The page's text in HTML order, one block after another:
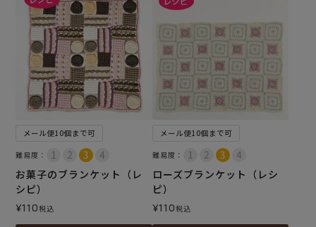
メール便10個まで可
難易度：
お菓子のブランケット（レ
シピ）
¥110税込
メール便10個まで可
難易度：
ローズブランケット（レシ
ピ）
¥110税込